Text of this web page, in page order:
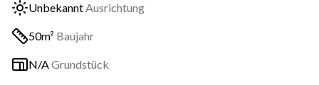
UnbekanntAusrichtung
50m² Baujahr
N/AGrundstück